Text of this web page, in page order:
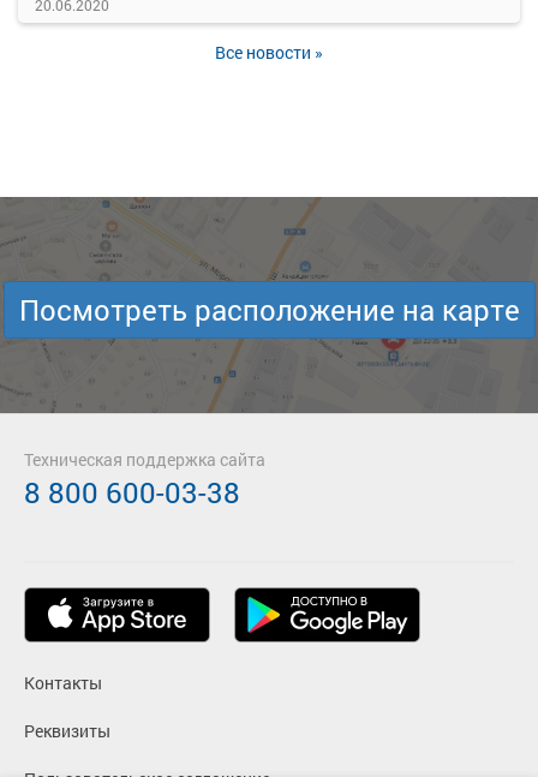
20.06.2020
Все новости »
Посмотреть расположение на карте
Контакты
Реквизиты
Техническая поддержка сайта
8 800 600-03-38